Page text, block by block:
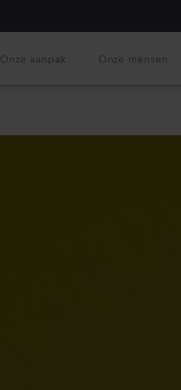
Onze aanpak Onze mensen